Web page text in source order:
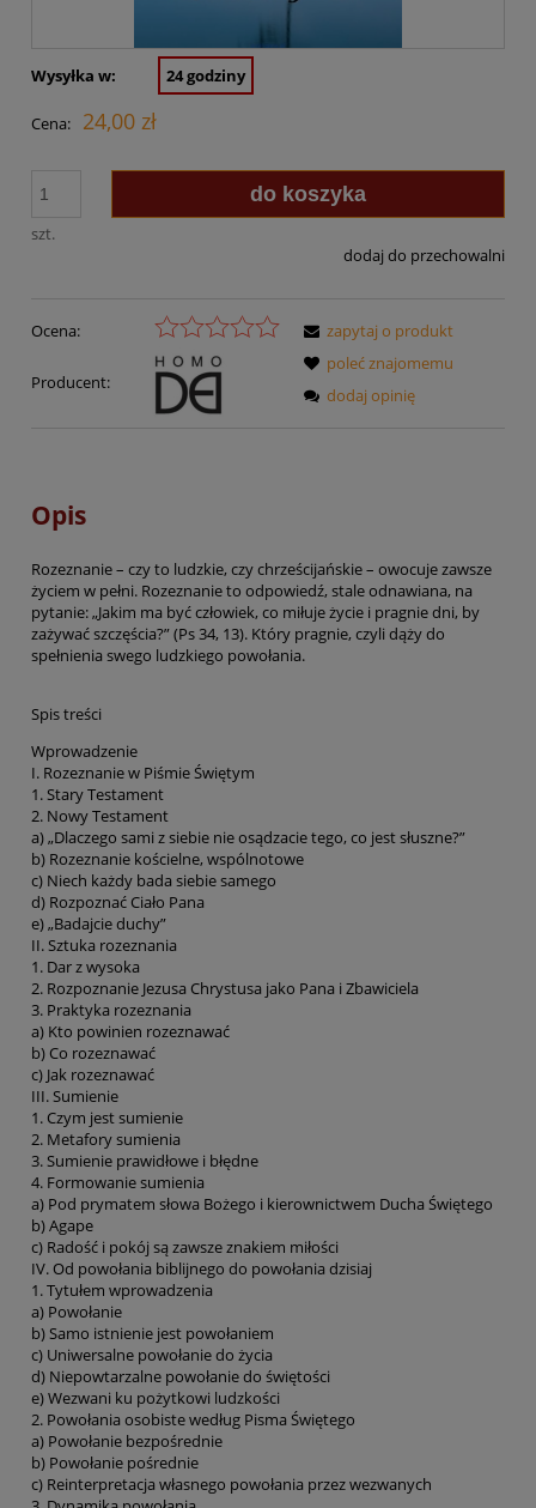
Wysyłka w: 24 godziny
Cena: 24,00 zł
szt.
do koszyka
dodaj do przechowalni
Ocena:
Producent:
zapytaj o produkt
poleć znajomemu
dodaj opinię
Opis
Rozeznanie – czy to ludzkie, czy chrześcijańskie – owocuje zawsze
życiem w pełni. Rozeznanie to odpowiedź, stale odnawiana, na
pytanie: „Jakim ma być człowiek, co miłuje życie i pragnie dni, by
zażywać szczęścia?” (Ps 34, 13). Który pragnie, czyli dąży do
spełnienia swego ludzkiego powołania.
Spis treści
Wprowadzenie
I. Rozeznanie w Piśmie Świętym
1. Stary Testament
2. Nowy Testament
a) „Dlaczego sami z siebie nie osądzacie tego, co jest słuszne?”
b) Rozeznanie kościelne, wspólnotowe
c) Niech każdy bada siebie samego
d) Rozpoznać Ciało Pana
e) „Badajcie duchy”
II. Sztuka rozeznania
1. Dar z wysoka
2. Rozpoznanie Jezusa Chrystusa jako Pana i Zbawiciela
3. Praktyka rozeznania
a) Kto powinien rozeznawać
b) Co rozeznawać
c) Jak rozeznawać
III. Sumienie
1. Czym jest sumienie
2. Metafory sumienia
3. Sumienie prawidłowe i błędne
4. Formowanie sumienia
a) Pod prymatem słowa Bożego i kierownictwem Ducha Świętego
b) Agape
c) Radość i pokój są zawsze znakiem miłości
IV. Od powołania biblijnego do powołania dzisiaj
1. Tytułem wprowadzenia
a) Powołanie
b) Samo istnienie jest powołaniem
c) Uniwersalne powołanie do życia
d) Niepowtarzalne powołanie do świętości
e) Wezwani ku pożytkowi ludzkości
2. Powołania osobiste według Pisma Świętego
a) Powołanie bezpośrednie
b) Powołanie pośrednie
c) Reinterpretacja własnego powołania przez wezwanych